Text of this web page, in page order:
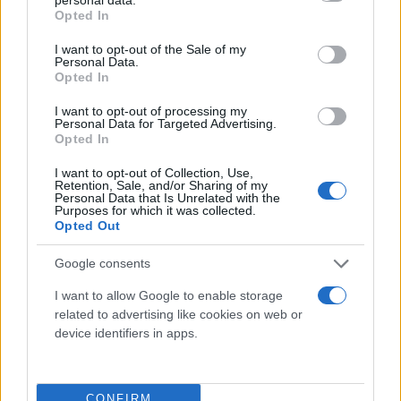
grant or deny consent to Google and its third-party tags to
use your data for below specified purposes in below Google
consent section.
Opted In
I want to opt-out of the Sale of my
Personal Data.
Opted In
I want to opt-out of processing my
Personal Data for Targeted Advertising.
Opted In
I want to opt-out of Collection, Use,
Retention, Sale, and/or Sharing of my
Personal Data that Is Unrelated with the
Purposes for which it was collected.
Opted Out
Google consents
I want to allow Google to enable storage
related to advertising like cookies on web or
device identifiers in apps.
εξήγησε πως θα επιτρέψει να μπει ένα τέλος στις
υποστήριξε πως «το χρήμα συνεχίζει να περνάει τα
σύνορα μέσα σε ταξιδιωτικά σακκίδια και μετά να
διανέμεται από μη καταγεγραμμένα και χωρίς
άδεια γραφεία».
Η σερβική κυβέρνηση βλέπει από την πλευρά της
αποκλειστικά μια πρόκληση που είναι πιθανόν να
προκαλέσει τον εκτροχιασμό «για τα καλά» των
διαπραγματεύσεων που έχουν στόχο την
εξομάλυνση των σχέσεων ανάμεσα στο Βελιγράδι
και το Κόσοβο.
Την άνοιξη, η εκλογή αλβανών δημάρχων με